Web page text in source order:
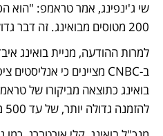
200 מטוסים מבואינג. זה דבר גדול".
להזמנה גדולה יותר, של עד 500 מטוסים.